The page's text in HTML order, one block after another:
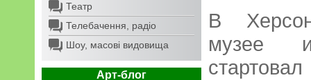
Театр
Телебачення, радіо
Шоу, масові видовища
Арт-блог
В
музее